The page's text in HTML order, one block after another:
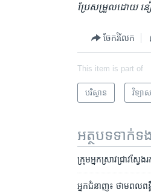
ប្រែ​សម្រួល​ដោយ ន
ចែករំលែក
This item is part of
បរិស្ថាន វិទ្យាស
អត្ថបទ​ទាក់ទង
ក្រុម​អ្នក​ស្រាវជ្រាវ​ស្
អ្នក​ជំនាញ​៖ ថាមពល​ព